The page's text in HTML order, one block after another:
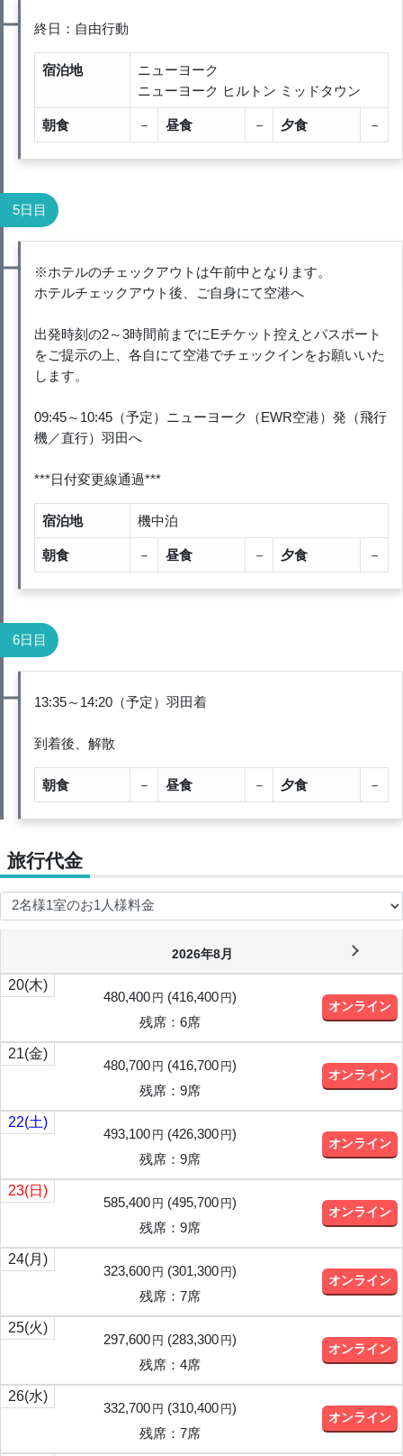
終日：自由行動
宿泊地
ニューヨーク
ニューヨーク ヒルトン ミッドタウン
朝食 － 昼食 － 夕食 －
5日目
※ホテルのチェックアウトは午前中となります。
ホテルチェックアウト後、ご自身にて空港へ
出発時刻の2～3時間前までにEチケット控えとパスポート
をご提示の上、各自にて空港でチェックインをお願いいた
します。
09:45～10:45（予定）ニューヨーク（EWR空港）発（飛行
機／直行）羽田へ
***日付変更線通過***
宿泊地 機中泊
朝食 － 昼食 － 夕食 －
6日目
13:35～14:20（予定）羽田着
到着後、解散
朝食 － 昼食 － 夕食 －
旅行代金
2026年8月
20(木)
480,400 円 (416,400 円)
残席：6席
オンライン
21(金)
480,700 円 (416,700 円)
残席：9席
オンライン
22(土)
493,100 円 (426,300 円)
残席：9席
オンライン
23(日)
585,400 円 (495,700 円)
残席：9席
オンライン
24(月)
323,600 円 (301,300 円)
残席：7席
オンライン
25(火)
297,600 円 (283,300 円)
残席：4席
オンライン
26(水)
332,700 円 (310,400 円)
残席：7席
オンライン